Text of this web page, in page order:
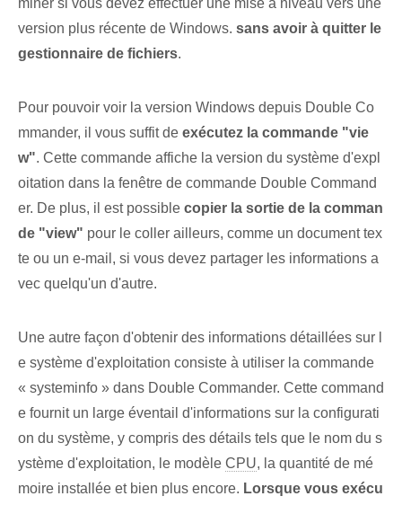
miner si vous devez effectuer une mise à niveau vers une
version plus récente de Windows. sans avoir à quitter le
gestionnaire de fichiers.
Pour pouvoir voir la version Windows depuis Double Co
mmander, il vous suffit de exécutez la commande "vie
w". Cette commande affiche la version du système d'expl
oitation dans la fenêtre de commande Double Command
er. De plus, il est possible copier la sortie de la comman
de "view" pour le coller ailleurs, comme un document tex
te ou un e-mail, si vous devez partager les informations a
vec quelqu'un d'autre.
Une autre façon d'obtenir des informations détaillées sur l
e système d'exploitation consiste à utiliser la commande
« systeminfo » dans Double Commander. Cette command
e fournit un large éventail d'informations sur la configurati
on du système, y compris des détails tels que le nom du s
ystème d'exploitation, le modèle CPU, la quantité de mé
moire installée et bien plus encore. Lorsque vous exécu